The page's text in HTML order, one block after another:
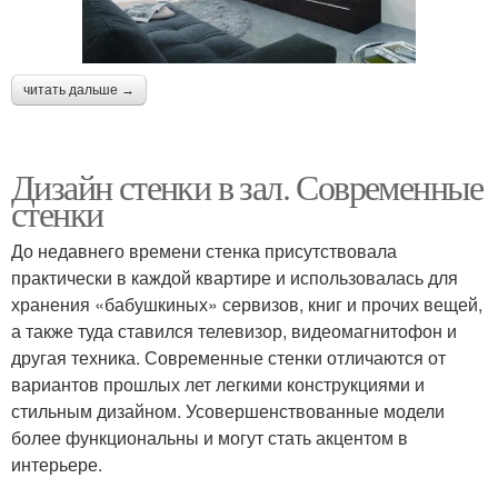
читать дальше →
Дизайн стенки в зал. Современные
стенки
До недавнего времени стенка присутствовала
практически в каждой квартире и использовалась для
хранения «бабушкиных» сервизов, книг и прочих вещей,
а также туда ставился телевизор, видеомагнитофон и
другая техника. Современные стенки отличаются от
вариантов прошлых лет легкими конструкциями и
стильным дизайном. Усовершенствованные модели
более функциональны и могут стать акцентом в
интерьере.